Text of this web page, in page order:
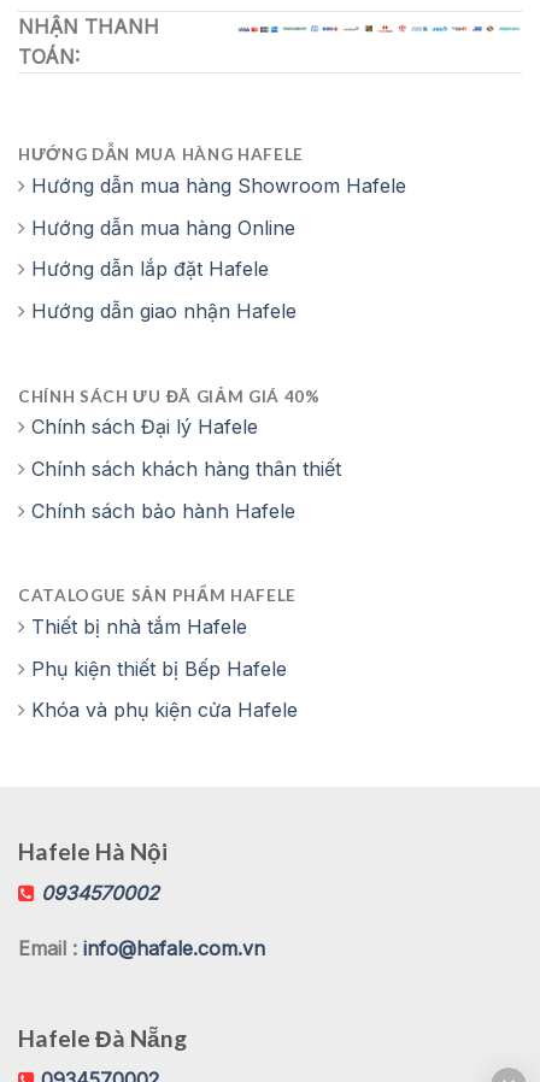
NHẬN THANH
TOÁN:
HƯỚNG DẪN MUA HÀNG HAFELE
Hướng dẫn mua hàng Showroom Hafele
Hướng dẫn mua hàng Online
Hướng dẫn lắp đặt Hafele
Hướng dẫn giao nhận Hafele
CHÍNH SÁCH ƯU ĐÃ GIẢM GIÁ 40%
Chính sách Đại lý Hafele
Chính sách khách hàng thân thiết
Chính sách bảo hành Hafele
CATALOGUE SẢN PHẨM HAFELE
Thiết bị nhà tắm Hafele
Phụ kiện thiết bị Bếp Hafele
Khóa và phụ kiện cửa Hafele
Hafele Hà Nội
0934570002
Email : info@hafale.com.vn
Hafele Đà Nẵng